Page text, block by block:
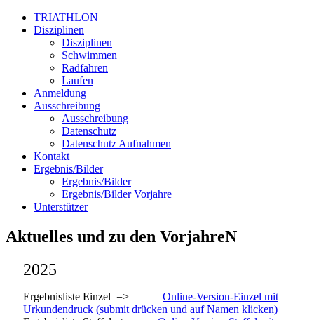
TRIATHLON
Disziplinen
Disziplinen
Schwimmen
Radfahren
Laufen
Anmeldung
Ausschreibung
Ausschreibung
Datenschutz
Datenschutz Aufnahmen
Kontakt
Ergebnis/Bilder
Ergebnis/Bilder
Ergebnis/Bilder Vorjahre
Unterstützer
Aktuelles und zu den VorjahreN
2025
Ergebnisliste Einzel =>
Online-Version-Einzel mit
Urkundendruck (submit drücken und auf Namen klicken)